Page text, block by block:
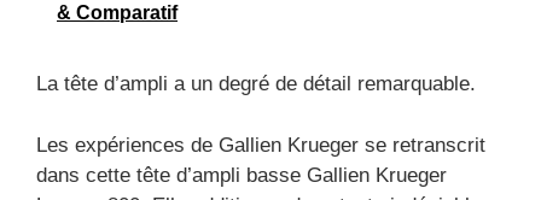
& Comparatif
La tête d’ampli a un degré de détail remarquable.
Les expériences de Gallien Krueger se retranscrit
dans cette tête d’ampli basse Gallien Krueger